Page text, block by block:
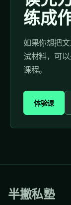
练成
如果你想把
试材料，可
课程。
体验课
半撇私塾